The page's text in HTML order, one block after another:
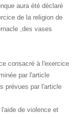
aura été déclaré
de la religion de
,des vases
consacré à l'exercice
par l'article
prévues par l'article
de violence et